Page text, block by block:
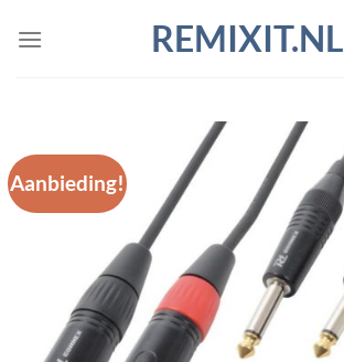
naar
REMIXIT.NL
Aanbieding!